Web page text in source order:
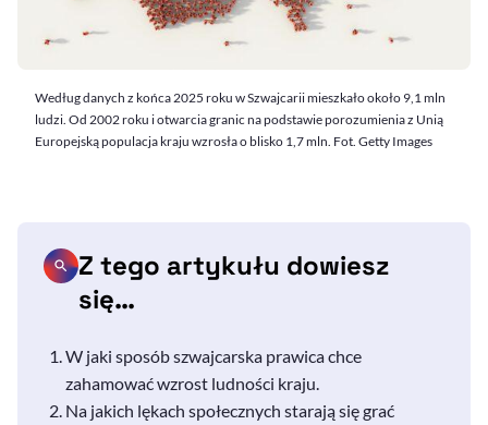
Według danych z końca 2025 roku w Szwajcarii mieszkało około 9,1 mln
ludzi. Od 2002 roku i otwarcia granic na podstawie porozumienia z Unią
Europejską populacja kraju wzrosła o blisko 1,7 mln. Fot. Getty Images
Z tego artykułu dowiesz
się…
W jaki sposób szwajcarska prawica chce
zahamować wzrost ludności kraju.
Na jakich lękach społecznych starają się grać